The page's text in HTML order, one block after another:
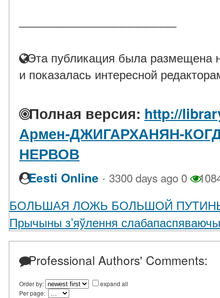
Эта публикация была размещена
и показалась интересной
Полная версия: http://
Армен-ДЖИГАРХАНЯН-
НЕРВОВ
Eesti Online · 3300 days ago 0
БОЛЬШАЯ ЛОЖЬ БОЛЬШОЙ
Прычыны з’яўлення
Professional Authors' Comments:
Order by:
expand all
Per page: